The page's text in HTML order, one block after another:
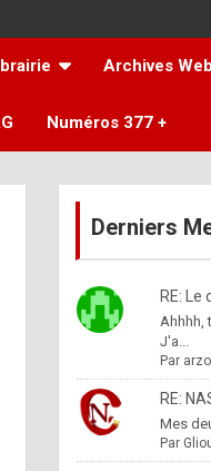
Archives Web
Numéros 377 +
Derniers
RE: Le
Ahhhh,
J'a...
Par
RE:
Mes
Par